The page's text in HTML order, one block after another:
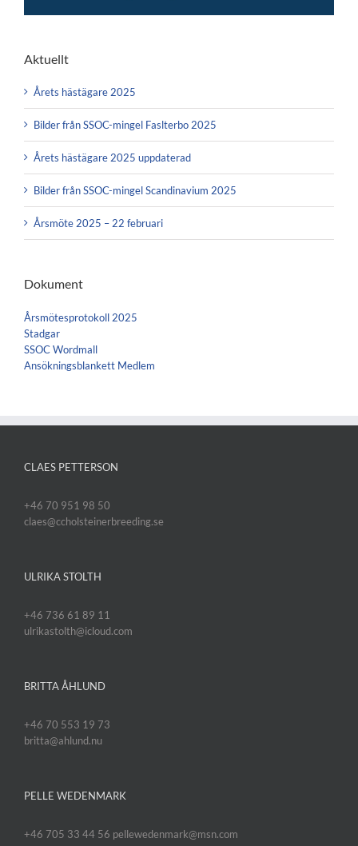
Aktuellt
Årets hästägare 2025
Bilder från SSOC-mingel Faslterbo 2025
Årets hästägare 2025 uppdaterad
Bilder från SSOC-mingel Scandinavium 2025
Årsmöte 2025 – 22 februari
Dokument
Årsmötesprotokoll 2025
Stadgar
SSOC Wordmall
Ansökningsblankett Medlem
CLAES PETTERSON
+46 70 951 98 50
claes@ccholsteinerbreeding.se
ULRIKA STOLTH
+46 736 61 89 11
ulrikastolth@icloud.com
BRITTA ÅHLUND
+46 70 553 19 73
britta@ahlund.nu
PELLE WEDENMARK
+46 705 33 44 56 pellewedenmark@msn.com